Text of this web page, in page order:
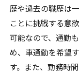
歴や過去の職歴は
ことに挑戦する意
可能なので、通勤
め、車通勤を希望
す。また、勤務時